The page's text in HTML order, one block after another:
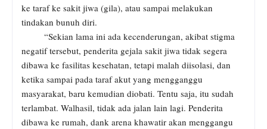
ke taraf ke sakit jiwa (gila), atau sampai melakukan
tindakan bunuh diri.
“Sekian lama ini ada kecenderungan, akibat stigma
negatif tersebut, penderita gejala sakit jiwa tidak segera
dibawa ke fasilitas kesehatan, tetapi malah diisolasi, dan
ketika sampai pada taraf akut yang mengganggu
masyarakat, baru kemudian diobati. Tentu saja, itu sudah
terlambat. Walhasil, tidak ada jalan lain lagi. Penderita
dibawa ke rumah, dank arena khawatir akan menggangu